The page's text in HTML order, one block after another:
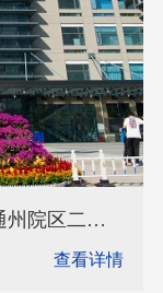
州院区二期
查看详情